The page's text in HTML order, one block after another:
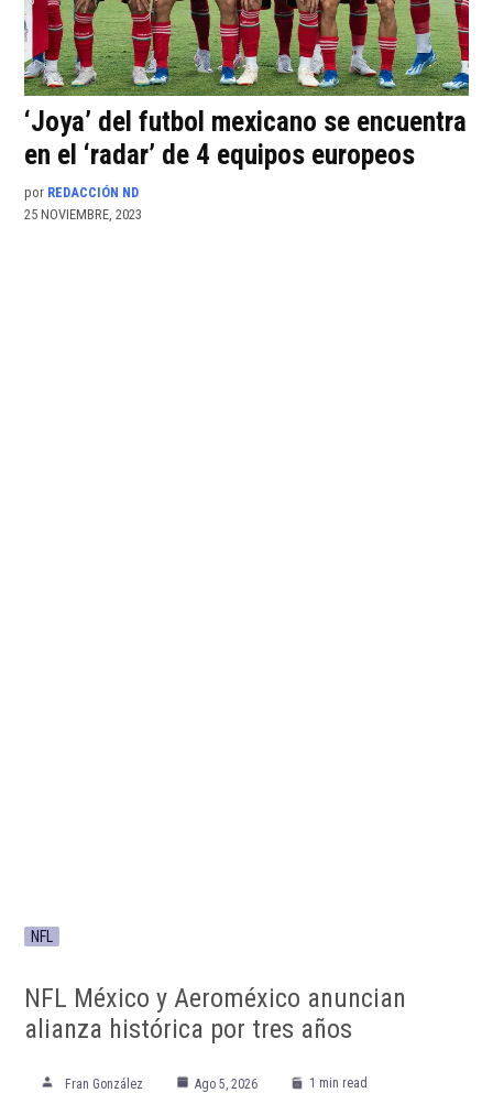
‘Joya’ del futbol mexicano se encuentra
en el ‘radar’ de 4 equipos europeos
por REDACCIÓN ND
25 NOVIEMBRE, 2023
NFL
NFL México y Aeroméxico anuncian
alianza histórica por tres años
Fran González Ago 5, 2026 1 min read